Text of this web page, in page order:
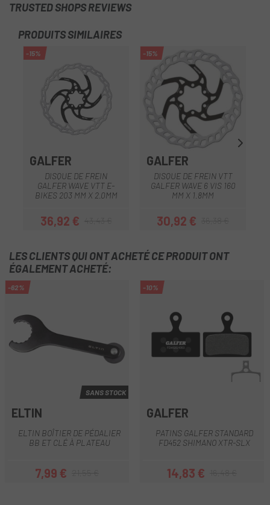
TRUSTED SHOPS REVIEWS
PRODUITS SIMILAIRES
-15%
GALFER
DISQUE DE FREIN
GALFER WAVE VTT E-
BIKES 203 MM X 2.0MM
Prix
36,92 €Prix habituel
-15%
GALFER
DISQUE DE FREIN VTT
GALFER WAVE 6 VIS 160
MM X 1.8MM
Prix
30,92 €Prix habituel
LES CLIENTS QUI ONT ACHETÉ CE PRODUIT ONT
ÉGALEMENT ACHETÉ:
-62%
SANS STOCK
ELTIN
ELTIN BOÎTIER DE PÉDALIER
BB ET CLÉ À PLATEAU
Prix
7,99 €Prix habituel
-10%
GALFER
PATINS GALFER STANDARD
FD452 SHIMANO XTR-SLX
Prix
14,83 €Prix habituel